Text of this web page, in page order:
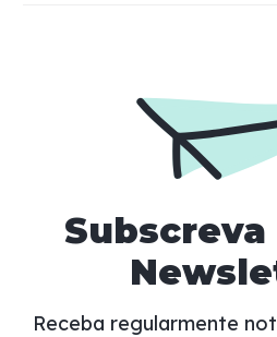
Subscreva
Receba regularmente